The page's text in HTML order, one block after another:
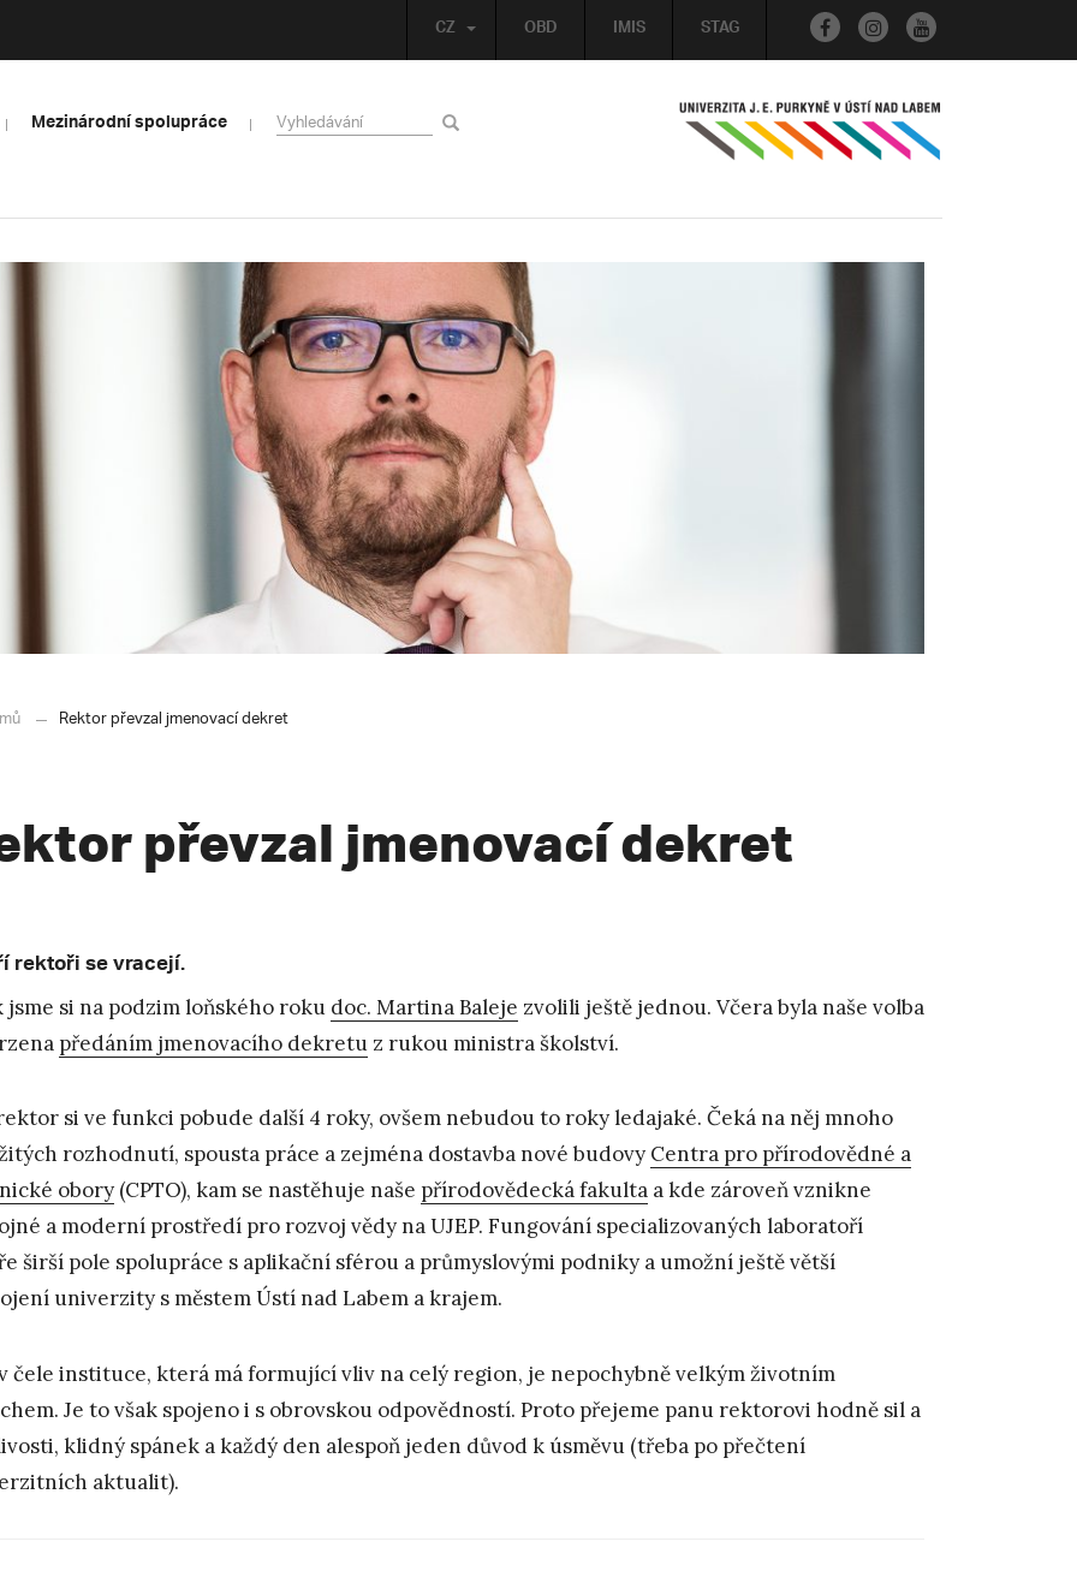
OBD IMIS STAG
CZ
Mezinárodní spolupráce
Rektor převzal jmenovací dekret
převzal jmenovací dekret
rektoři se vracejí.
jsme si na podzim loňského roku doc. Martina Baleje zvolili ještě jednou. Včera byla naše volba
předáním jmenovacího dekretu z rukou ministra školství.
si ve funkci pobude další 4 roky, ovšem nebudou to roky ledajaké. Čeká na něj mnoho
rozhodnutí, spousta práce a zejména dostavba nové budovy Centra pro přírodovědné a
obory (CPTO), kam se nastěhuje naše přírodovědecká fakulta a kde zároveň vznikne
a moderní prostředí pro rozvoj vědy na UJEP. Fungování specializovaných laboratoří
širší pole spolupráce s aplikační sférou a průmyslovými podniky a umožní ještě větší
univerzity s městem Ústí nad Labem a krajem.
čele instituce, která má formující vliv na celý region, je nepochybně velkým životním
Je to však spojeno i s obrovskou odpovědností. Proto přejeme panu rektorovi hodně sil a
klidný spánek a každý den alespoň jeden důvod k úsměvu (třeba po přečtení
aktualit).